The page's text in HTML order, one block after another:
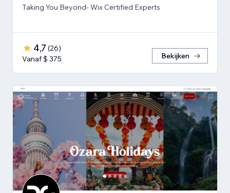
Taking You Beyond- Wix Certified Experts
4,7 (26)
Vanaf $ 375
Bekijken